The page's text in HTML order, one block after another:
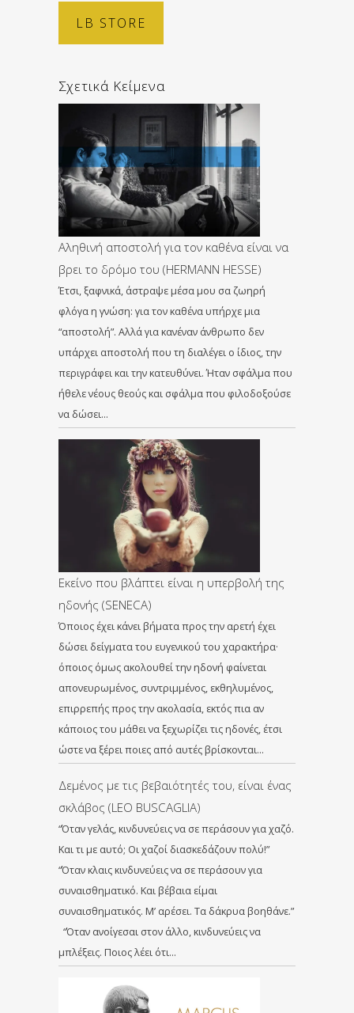
LB STORE
Σχετικά Κείμενα
Αληθινή αποστολή για τον καθένα είναι να
βρει το δρόμο του (HERMANN HESSE)
Έτσι, ξαφνικά, άστραψε μέσα μου σα ζωηρή
φλόγα η γνώση: για τον καθένα υπήρχε μια
“αποστολή”. Αλλά για κανέναν άνθρωπο δεν
υπάρχει αποστολή που τη διαλέγει ο ίδιος, την
περιγράφει και την κατευθύνει. Ήταν σφάλμα που
ήθελε νέους θεούς και σφάλμα που φιλοδοξούσε
να δώσει…
Εκείνο που βλάπτει είναι η υπερβολή της
ηδονής (SENECA)
Όποιος έχει κάνει βήματα προς την αρετή έχει
δώσει δείγματα του ευγενικού του χαρακτήρα·
όποιος όμως ακολουθεί την ηδονή φαίνεται
απονευρωμένος, συντριμμένος, εκθηλυμένος,
επιρρεπής προς την ακολασία, εκτός πια αν
κάποιος του μάθει να ξεχωρίζει τις ηδονές, έτσι
ώστε να ξέρει ποιες από αυτές βρίσκονται…
Δεμένος με τις βεβαιότητές του, είναι ένας
σκλάβος (LEO BUSCAGLIA)
“Όταν γελάς, κινδυνεύεις να σε περάσουν για χαζό.
Και τι με αυτό; Οι χαζοί διασκεδάζουν πολύ!”
“Όταν κλαις κινδυνεύεις να σε περάσουν για
συναισθηματικό. Και βέβαια είμαι
συναισθηματικός. Μ’ αρέσει. Τα δάκρυα βοηθάνε.”
“Όταν ανοίγεσαι στον άλλο, κινδυνεύεις να
μπλέξεις. Ποιος λέει ότι…